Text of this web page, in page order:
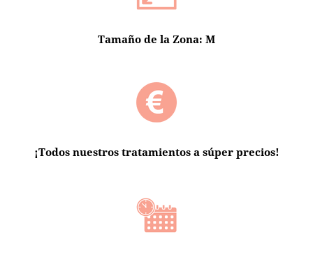
Tamaño de la Zona: M
¡Todos nuestros tratamientos a súper precios!